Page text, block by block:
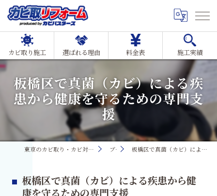
カビ取り施工 選ばれる理由 料金表 施工実績
板橋区で真菌（カビ）による疾
患から健康を守るための専門支
援
東京のカビ取り・カビ対策ならMIST工法®カビ取リフォーム ブログ 板橋区で真菌（カビ）による疾患から健康を守るための専門支援
板橋区で真菌（カビ）による疾患から健